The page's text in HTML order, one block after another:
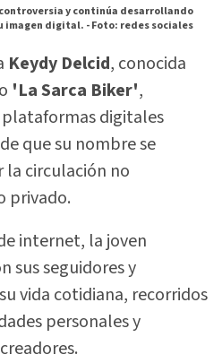
y continúa desarrollando
imagen digital. -Foto: redes sociales
Keydy Delcid, conocida
'La Sarca Biker',
digitales
que su nombre se
circulación no
privado.
internet, la joven
sus seguidores y
vida cotidiana, recorridos
personales y